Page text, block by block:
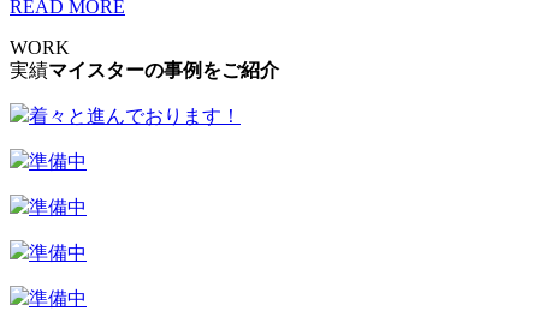
READ MORE
WORK
実績マイスターの事例をご紹介
着々と進んでおります！
準備中
準備中
準備中
準備中